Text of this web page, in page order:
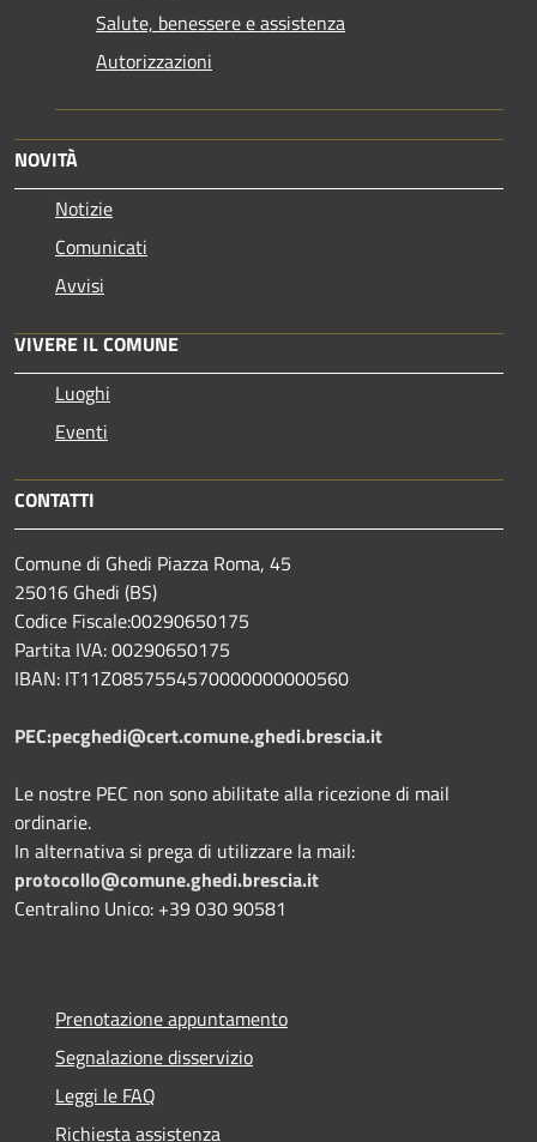
Salute, benessere e assistenza
Autorizzazioni
NOVITÀ
Notizie
Comunicati
Avvisi
VIVERE IL COMUNE
Luoghi
Eventi
CONTATTI
Comune di Ghedi Piazza Roma, 45
25016 Ghedi (BS)
Codice Fiscale:00290650175
Partita IVA: 00290650175
IBAN: IT11Z0857554570000000000560
PEC:pecghedi@cert.comune.ghedi.brescia.it
Le nostre PEC non sono abilitate alla ricezione di mail
ordinarie.
In alternativa si prega di utilizzare la mail:
protocollo@comune.ghedi.brescia.it
Centralino Unico: +39 030 90581
Prenotazione appuntamento
Segnalazione disservizio
Leggi le FAQ
Richiesta assistenza